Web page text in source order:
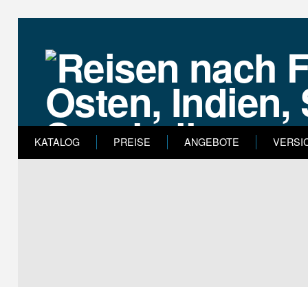
KATALOG PREISE ANGEBOTE